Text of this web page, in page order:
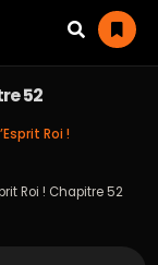
52
Roi !
Roi ! Chapitre 52